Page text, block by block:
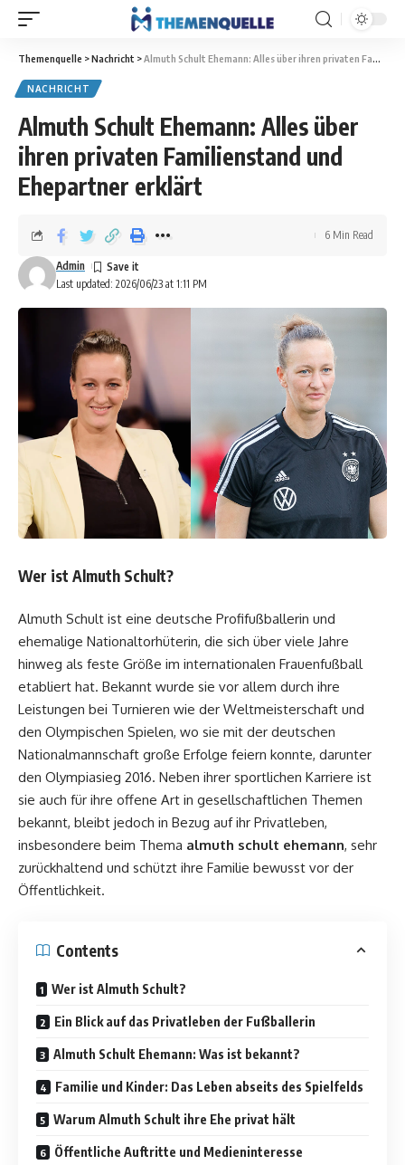
Themenquelle >Nachricht >Almuth Schult Ehemann: Alles über ihren privaten Familienstand und Ehepartner erklärt
NACHRICHT
Almuth Schult Ehemann: Alles über
ihren privaten Familienstand und
Ehepartner erklärt
Last updated: 2026/06/23 at 1:11 PM
Admin
6 Min Read
Wer ist Almuth Schult?
Almuth Schult ist eine deutsche Profifußballerin und
ehemalige Nationaltorhüterin, die sich über viele Jahre
hinweg als feste Größe im internationalen Frauenfußball
etabliert hat. Bekannt wurde sie vor allem durch ihre
Leistungen bei Turnieren wie der Weltmeisterschaft und
den Olympischen Spielen, wo sie mit der deutschen
Nationalmannschaft große Erfolge feiern konnte, darunter
den Olympiasieg 2016. Neben ihrer sportlichen Karriere ist
sie auch für ihre offene Art in gesellschaftlichen Themen
bekannt, bleibt jedoch in Bezug auf ihr Privatleben,
insbesondere beim Thema almuth schult ehemann, sehr
zurückhaltend und schützt ihre Familie bewusst vor der
Öffentlichkeit.
Contents
Wer ist Almuth Schult?
Ein Blick auf das Privatleben der Fußballerin
Almuth Schult Ehemann: Was ist bekannt?
Familie und Kinder: Das Leben abseits des Spielfelds
Warum Almuth Schult ihre Ehe privat hält
Öffentliche Auftritte und Medieninteresse